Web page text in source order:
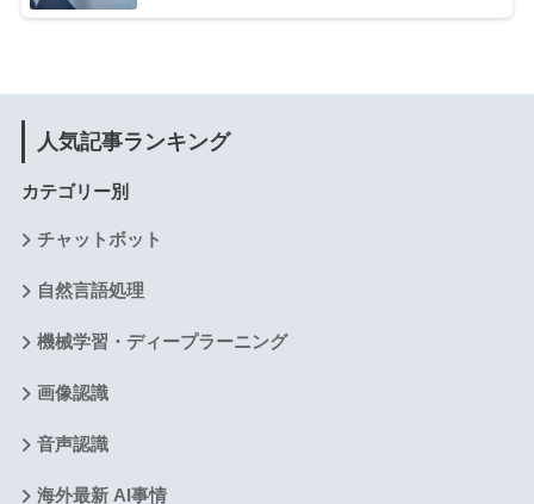
人気記事ランキング
カテゴリー別
チャットボット
自然言語処理
機械学習・ディープラーニング
画像認識
音声認識
海外最新 AI事情